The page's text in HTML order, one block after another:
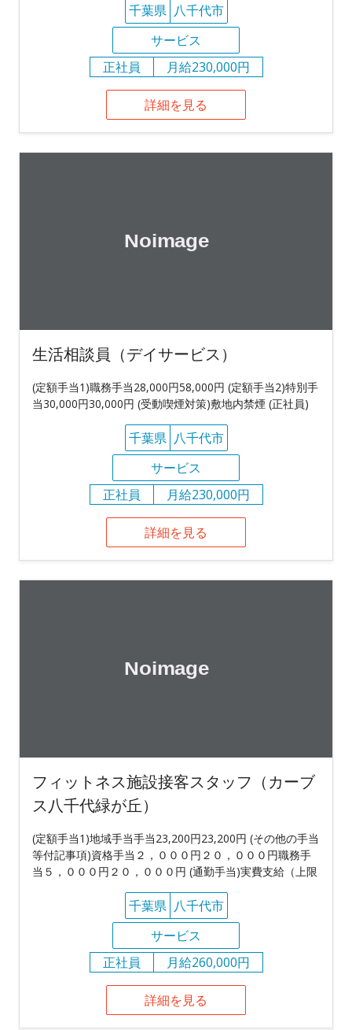
千葉県 八千代市
サービス
正社員
月給230,000円
詳細を見る
生活相談員（デイサービス）
(定額手当1)職務手当28,000円58,000円 (定額手当2)特別手
当30,000円30,000円 (受動喫煙対策)敷地内禁煙 (正社員)
千葉県 八千代市
サービス
正社員
月給230,000円
詳細を見る
フィットネス施設接客スタッフ（カーブ
ス八千代緑が丘）
(定額手当1)地域手当手当23,200円23,200円 (その他の手当
等付記事項)資格手当２，０００円２０，０００円職務手
当５，０００円２０，０００円 (通勤手当)実費支給（上限
千葉県 八千代市
サービス
正社員
月給260,000円
詳細を見る